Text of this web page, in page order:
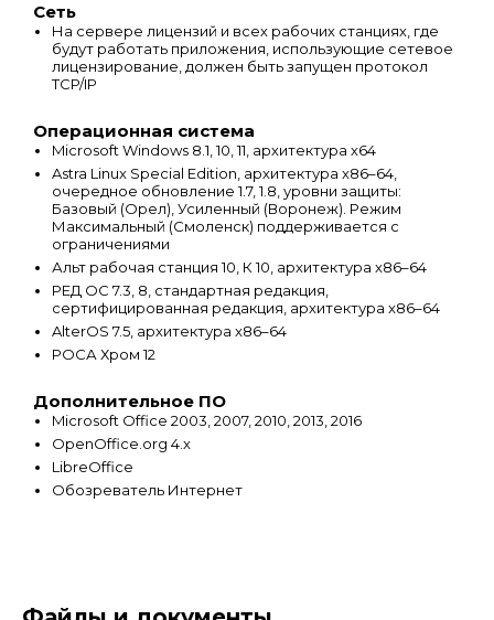
Сеть
На сервере лицензий и всех рабочих станциях, где
будут работать приложения, использующие сетевое
лицензирование, должен быть запущен протокол
TCP/IP
Операционная система
Microsoft Windows 8.1, 10, 11, архитектура х64
Astra Linux Special Edition, архитектура x86–64,
очередное обновление 1.7, 1.8, уровни защиты:
Базовый (Орел), Усиленный (Воронеж). Режим
Максимальный (Смоленск) поддерживается с
ограничениями
Альт рабочая станция 10, К 10, архитектура x86–64
РЕД ОС 7.3, 8, стандартная редакция,
сертифицированная редакция, архитектура x86–64
AlterOS 7.5, архитектура x86–64
РОСА Хром 12
Дополнительное ПО
Microsoft Office 2003, 2007, 2010, 2013, 2016
OpenOffice.org 4.x
LibreOffice
Обозреватель Интернет